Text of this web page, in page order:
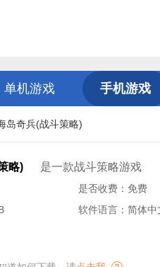
单机游戏 手机游戏
岛奇兵(战斗策略)
略) 是一款战斗策略游戏
是否收费：免费
软件语言：简体中